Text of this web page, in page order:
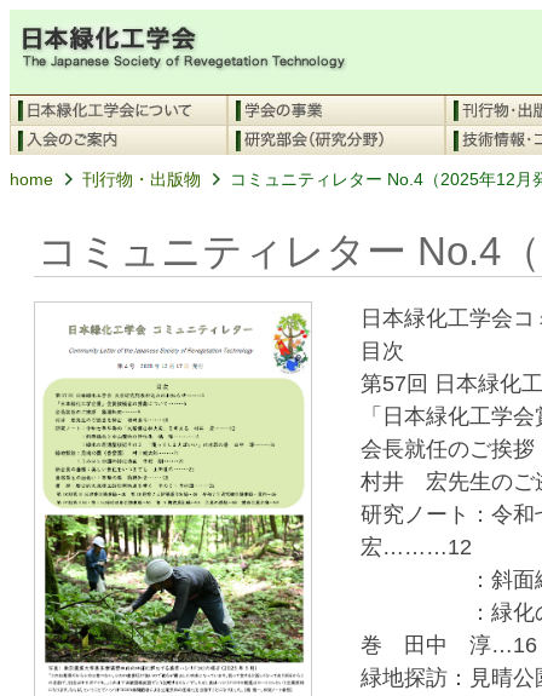
home 刊行物・出版物 コミュニティレター No.4（2025年12月
コミュニティレター No.4
日本緑化工学会
目次
第57回 日本緑化
「日本緑化工学
会長就任のご
村井 宏先生の
研究ノート：令
宏………12
：斜面緑化
：緑化の居酒
巻 田中 淳…16
緑地探訪：見晴